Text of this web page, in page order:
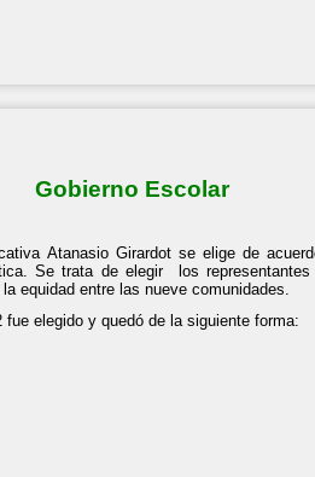
Gobierno Escolar
Atanasio Girardot se elige de
Se trata de elegir los
equidad entre las nueve comunidades.
elegido y quedó de la siguiente forma: